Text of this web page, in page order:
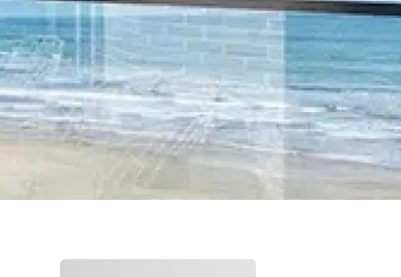
Encontre um corretor